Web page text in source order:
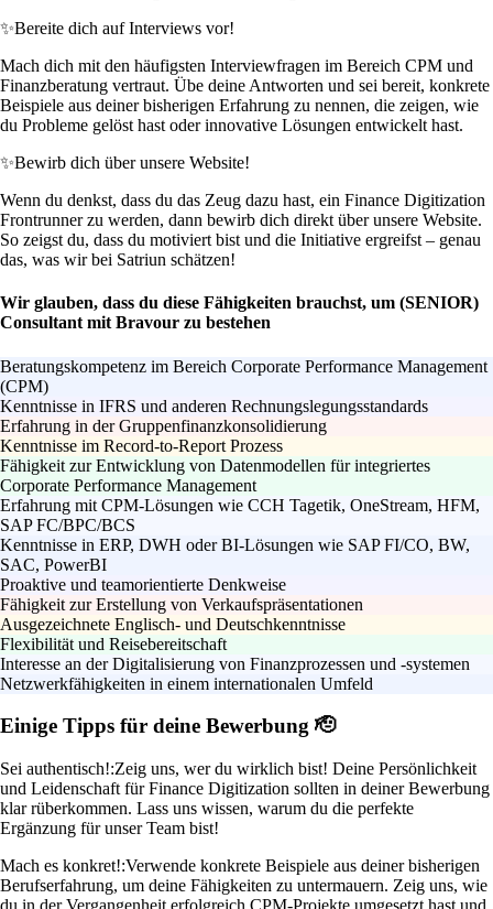
✨Bereite dich auf Interviews vor!
Mach dich mit den häufigsten Interviewfragen im Bereich CPM und
Finanzberatung vertraut. Übe deine Antworten und sei bereit, konkrete
Beispiele aus deiner bisherigen Erfahrung zu nennen, die zeigen, wie
du Probleme gelöst hast oder innovative Lösungen entwickelt hast.
✨Bewirb dich über unsere Website!
Wenn du denkst, dass du das Zeug dazu hast, ein Finance Digitization
Frontrunner zu werden, dann bewirb dich direkt über unsere Website.
So zeigst du, dass du motiviert bist und die Initiative ergreifst – genau
das, was wir bei Satriun schätzen!
Wir glauben, dass du diese Fähigkeiten brauchst, um (SENIOR)
Consultant mit Bravour zu bestehen
Beratungskompetenz im Bereich Corporate Performance Management
(CPM)
Kenntnisse in IFRS und anderen Rechnungslegungsstandards
Erfahrung in der Gruppenfinanzkonsolidierung
Kenntnisse im Record-to-Report Prozess
Fähigkeit zur Entwicklung von Datenmodellen für integriertes
Corporate Performance Management
Erfahrung mit CPM-Lösungen wie CCH Tagetik, OneStream, HFM,
SAP FC/BPC/BCS
Kenntnisse in ERP, DWH oder BI-Lösungen wie SAP FI/CO, BW,
SAC, PowerBI
Proaktive und teamorientierte Denkweise
Fähigkeit zur Erstellung von Verkaufspräsentationen
Ausgezeichnete Englisch- und Deutschkenntnisse
Flexibilität und Reisebereitschaft
Interesse an der Digitalisierung von Finanzprozessen und -systemen
Netzwerkfähigkeiten in einem internationalen Umfeld
Einige Tipps für deine Bewerbung 🫡
Sei authentisch!:Zeig uns, wer du wirklich bist! Deine Persönlichkeit
und Leidenschaft für Finance Digitization sollten in deiner Bewerbung
klar rüberkommen. Lass uns wissen, warum du die perfekte
Ergänzung für unser Team bist!
Mach es konkret!:Verwende konkrete Beispiele aus deiner bisherigen
Berufserfahrung, um deine Fähigkeiten zu untermauern. Zeig uns, wie